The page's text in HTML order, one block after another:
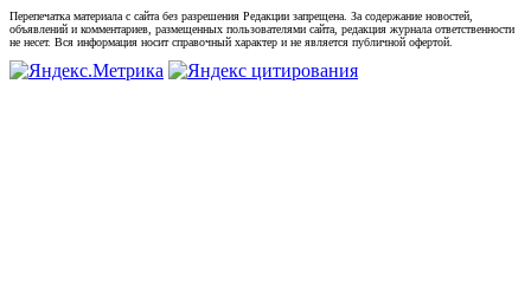
Перепечатка материала с сайта без разрешения Редакции запрещена. За содержание новостей,
объявлений и комментариев, размещенных пользователями сайта, редакция журнала ответственности
не несет. Вся информация носит справочный характер и не является публичной офертой.